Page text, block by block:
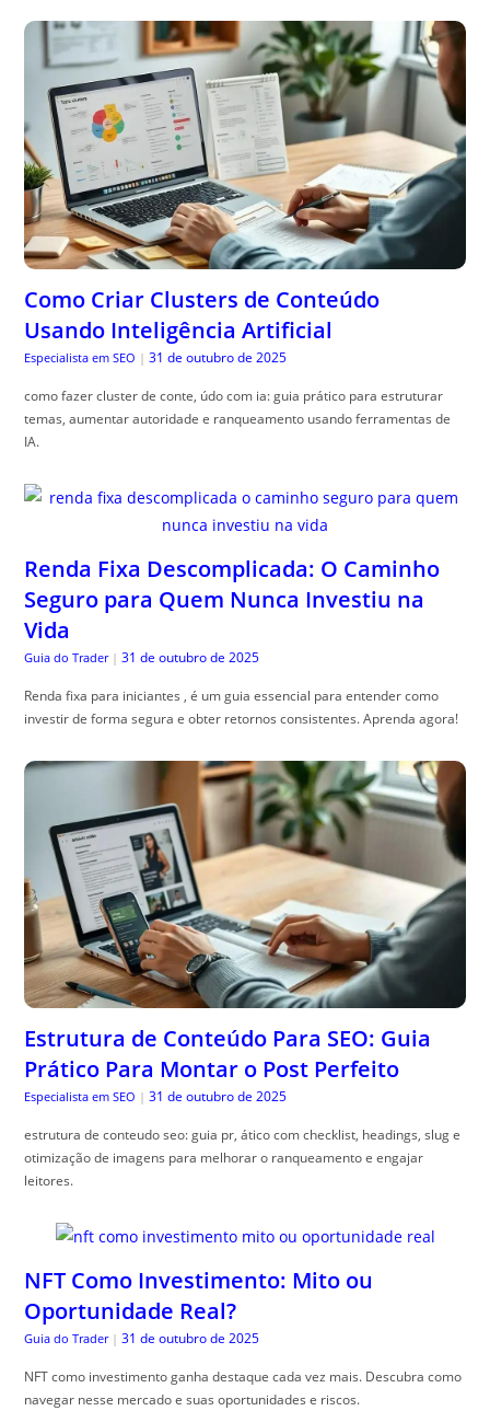
Como Criar Clusters de Conteúdo
Usando Inteligência Artificial
Especialista em SEO | 31 de outubro de 2025
como fazer cluster de conte, údo com ia: guia prático para estruturar
temas, aumentar autoridade e ranqueamento usando ferramentas de
IA.
Renda Fixa Descomplicada: O Caminho
Seguro para Quem Nunca Investiu na
Vida
Guia do Trader | 31 de outubro de 2025
Renda fixa para iniciantes , é um guia essencial para entender como
investir de forma segura e obter retornos consistentes. Aprenda agora!
Estrutura de Conteúdo Para SEO: Guia
Prático Para Montar o Post Perfeito
Especialista em SEO | 31 de outubro de 2025
estrutura de conteudo seo: guia pr, ático com checklist, headings, slug e
otimização de imagens para melhorar o ranqueamento e engajar
leitores.
NFT Como Investimento: Mito ou
Oportunidade Real?
Guia do Trader | 31 de outubro de 2025
NFT como investimento ganha destaque cada vez mais. Descubra como
navegar nesse mercado e suas oportunidades e riscos.